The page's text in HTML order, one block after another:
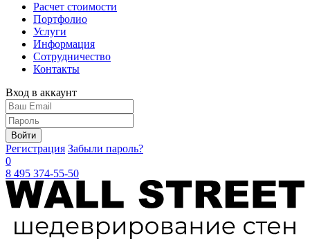
Расчет стоимости
Портфолио
Услуги
Информация
Сотрудничество
Контакты
Вход в аккаунт
Войти
Регистрация Забыли пароль?
0
8 495 374-55-50